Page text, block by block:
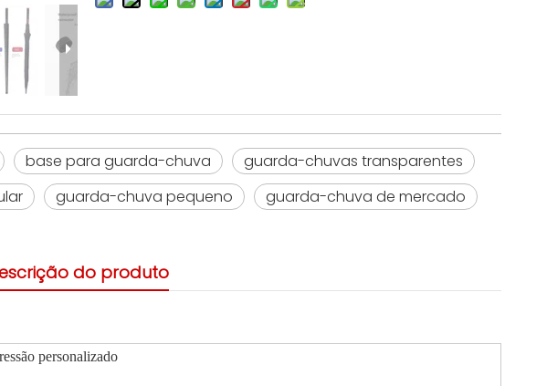
base para guarda-chuva
guarda-chuvas transparentes
guarda-chuva pequeno
guarda-chuva de mercado
do produto
personalizado